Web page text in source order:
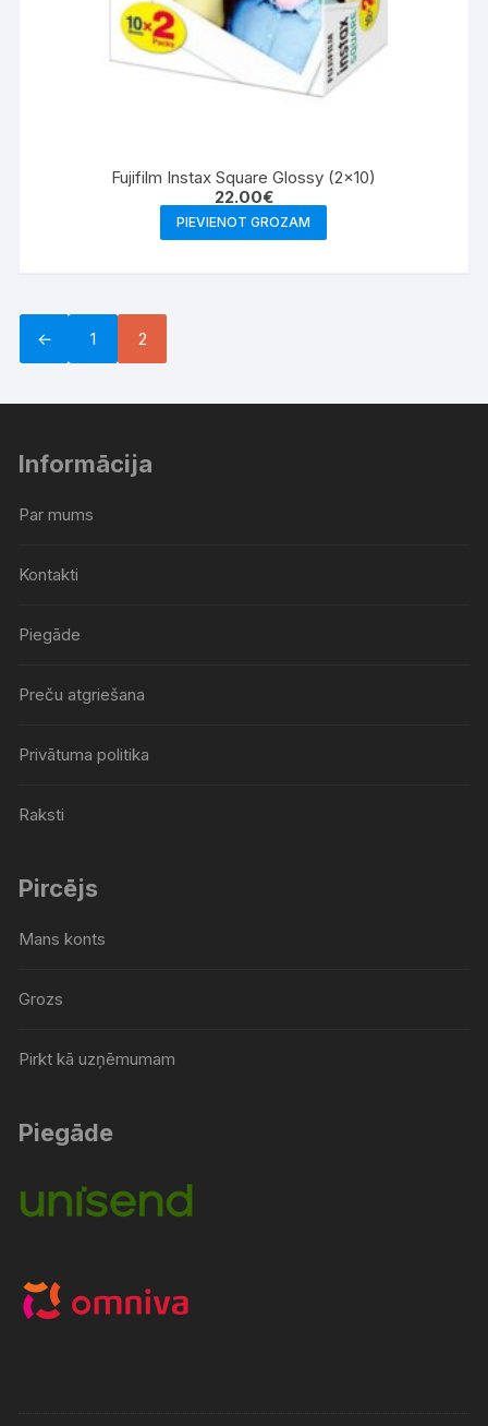
Fujifilm Instax Square Glossy (2×10)
22.00€
PIEVIENOT GROZAM
← 1 2
Informācija
Par mums
Kontakti
Piegāde
Preču atgriešana
Privātuma politika
Raksti
Pircējs
Mans konts
Grozs
Pirkt kā uzņēmumam
Piegāde